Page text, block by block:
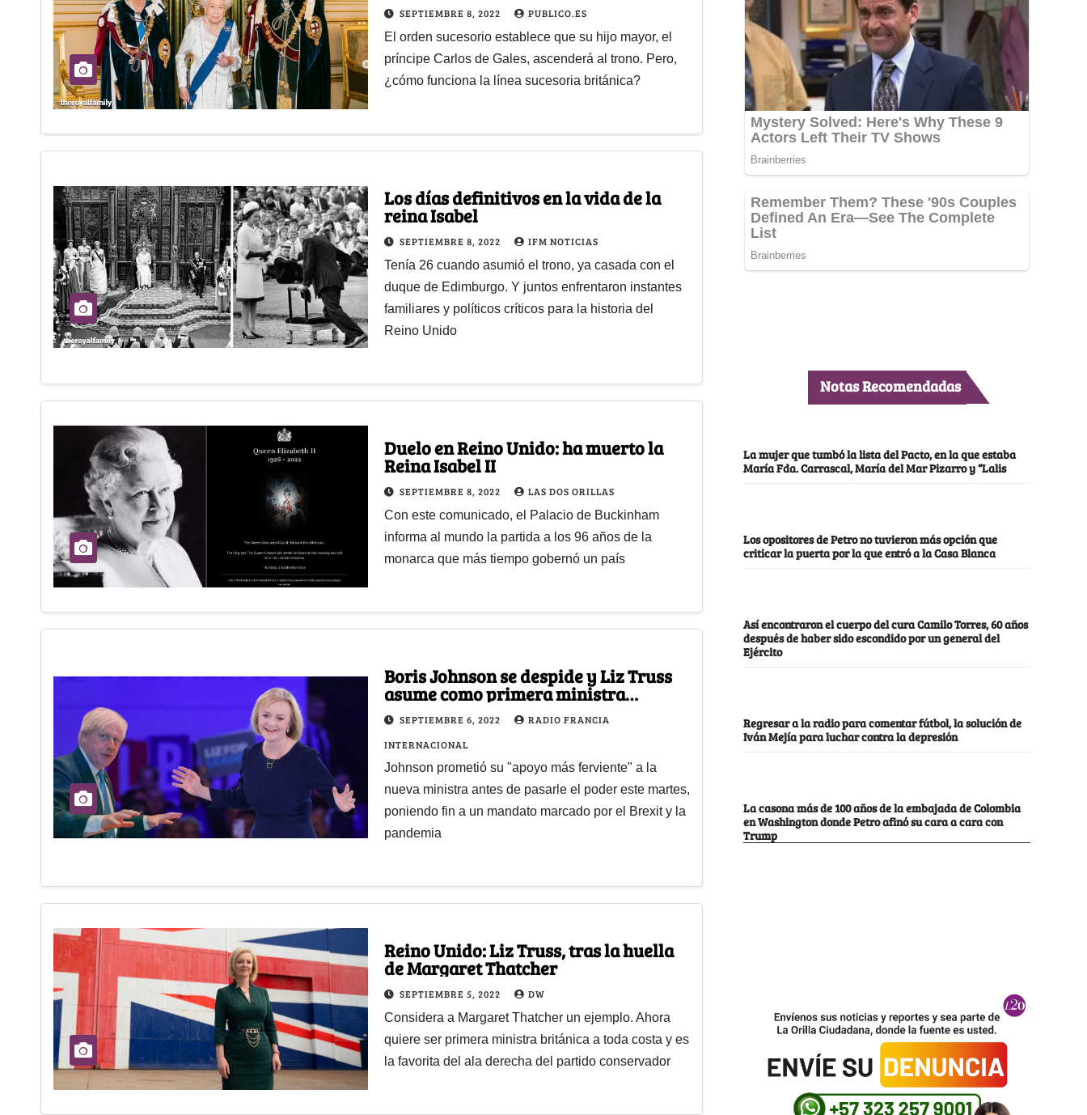
SEPTIEMBRE 8, 2022 PUBLICO.ES
El orden sucesorio establece que su hijo mayor, el
príncipe Carlos de Gales, ascenderá al trono. Pero,
¿cómo funciona la línea sucesoria británica?
Los días definitivos en la vida de la
reina Isabel
SEPTIEMBRE 8, 2022 IFM NOTICIAS
Tenía 26 cuando asumió el trono, ya casada con el
duque de Edimburgo. Y juntos enfrentaron instantes
familiares y políticos críticos para la historia del
Reino Unido
Duelo en Reino Unido: ha muerto la
Reina Isabel II
SEPTIEMBRE 8, 2022 LAS DOS ORILLAS
Con este comunicado, el Palacio de Buckinham
informa al mundo la partida a los 96 años de la
monarca que más tiempo gobernó un país
Boris Johnson se despide y Liz Truss
asume como primera ministra
británica
SEPTIEMBRE 6, 2022
RADIO FRANCIA
INTERNACIONAL
Johnson prometió su "apoyo más ferviente" a la
nueva ministra antes de pasarle el poder este martes,
poniendo fin a un mandato marcado por el Brexit y la
pandemia
Reino Unido: Liz Truss, tras la huella
de Margaret Thatcher
SEPTIEMBRE 5, 2022 DW
Considera a Margaret Thatcher un ejemplo. Ahora
quiere ser primera ministra británica a toda costa y es
la favorita del ala derecha del partido conservador
Notas Recomendadas
La mujer que tumbó la lista del Pacto, en la que estaba
María Fda. Carrascal, María del Mar Pizarro y “Lalis
Los opositores de Petro no tuvieron más opción que
criticar la puerta por la que entró a la Casa Blanca
Así encontraron el cuerpo del cura Camilo Torres, 60 años
después de haber sido escondido por un general del
Ejército
Regresar a la radio para comentar fútbol, la solución de
Iván Mejía para luchar contra la depresión
La casona más de 100 años de la embajada de Colombia
en Washington donde Petro afinó su cara a cara con
Trump